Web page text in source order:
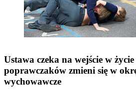
Ustawa czeka na wejście w życie
poprawczaków zmieni się w
wychowawcze